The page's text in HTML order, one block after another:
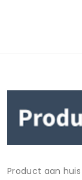
Product aan